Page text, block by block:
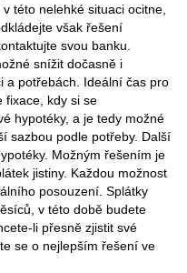
této nelehké situaci ocitne,
však řešení
svou banku.
snížit dočasně i
a potřebách. Ideální čas pro
fixace, kdy si se
hypotéky, a je tedy možné
sazbou podle potřeby. Další
Možným řešením je
jistiny. Každou možnost
posouzení. Splátky
v této době budete
li přesně zjistit své
se o nejlepším řešení ve